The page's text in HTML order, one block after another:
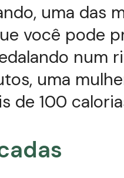
uma das
você pode
num
uma
de 100